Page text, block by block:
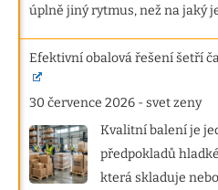
úplně jiný rytmus, než na jaký
Efektivní obalová řešení šetří
30 července 2026 -svet zeny
Kvalitní balení je
předpokladů
která skladuje